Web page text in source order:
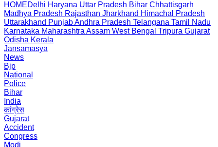
HOMEDelhi Haryana Uttar Pradesh Bihar Chhattisgarh
Madhya Pradesh Rajasthan Jharkhand Himachal Pradesh
Uttarakhand PunjabAndhra Pradesh Telangana Tamil Nadu
Karnataka Maharashtra Assam West Bengal Tripura Gujarat
Odisha Kerala
Jansamasya
News
Bjp
National
Police
Bihar
India
कांग्रेस
Gujarat
Accident
Congress
Modi